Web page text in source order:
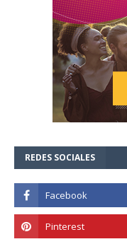
REDES SOCIALES